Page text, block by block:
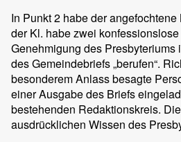
In Punkt 2 habe der
der Kl. habe zwei
Genehmigung des
des Gemeindebriefs „berufen“.
besonderem Anlass besagte
einer Ausgabe des Briefs
bestehenden Redaktionskreis.
ausdrücklichen Wissen des